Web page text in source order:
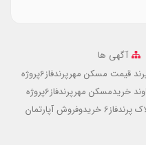
آگهی ها
قیمت مسکن مهرپرندفاز6پروژه
خریدمسکن مهرپرندفاز6پروژه
پرندفاز6
خریدوفروش آپارتمان